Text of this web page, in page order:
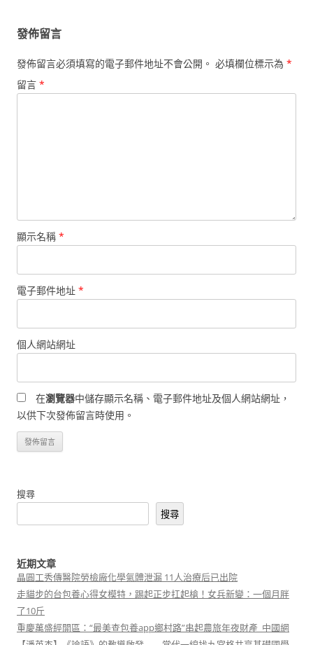
發佈留言
發佈留言必須填寫的電子郵件地址不會公開。 必填欄位標示為 *
留言 *
顯示名稱 *
電子郵件地址 *
個人網站網址
在瀏覽器中儲存顯示名稱、電子郵件地址及個人網站網址，
以供下次發佈留言時使用。
搜尋
搜尋
近期文章
晶圓工秀傳醫院勞檢廠化學氣體泄漏 11人治療后已出院
走貓步的台包養心得女模特，踢起正步扛起槍！女兵新變：一個月胖
了10斤
重慶萬盛經開區：“最美查包養app鄉村路”串起農旅年夜財產_中國網